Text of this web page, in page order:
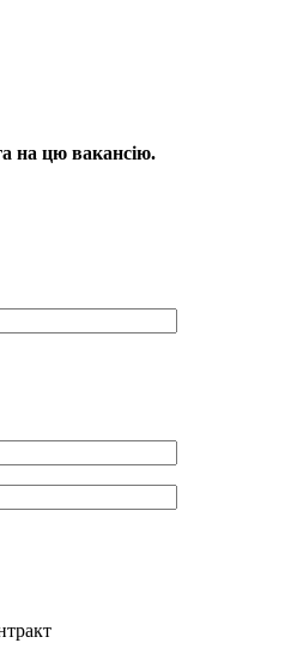
на цю вакансію.